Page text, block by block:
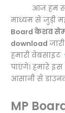
आज हम सभी
माध्यम से जुड़ी
Board केशव
download
हमारी वेबसाइट
पाएंगे। हमारे
आसानी से
MP